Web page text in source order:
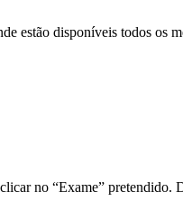
estão disponíveis todos os
no “Exame” pretendido.